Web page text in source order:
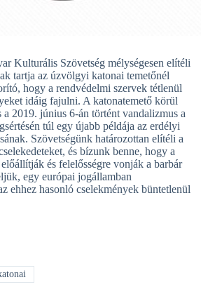
Kulturális Szövetség mélységesen elítéli
tartja az úzvölgyi katonai temetőnél
hogy a rendvédelmi szervek tétlenül
idáig fajulni. A katonatemető körül
2019. június 6-án történt vandalizmus a
túl egy újabb példája az erdélyi
Szövetségünk határozottan elítéli a
és bízunk benne, hogy a
és felelősségre vonják a barbár
egy európai jogállamban
ehhez hasonló cselekmények büntetlenül